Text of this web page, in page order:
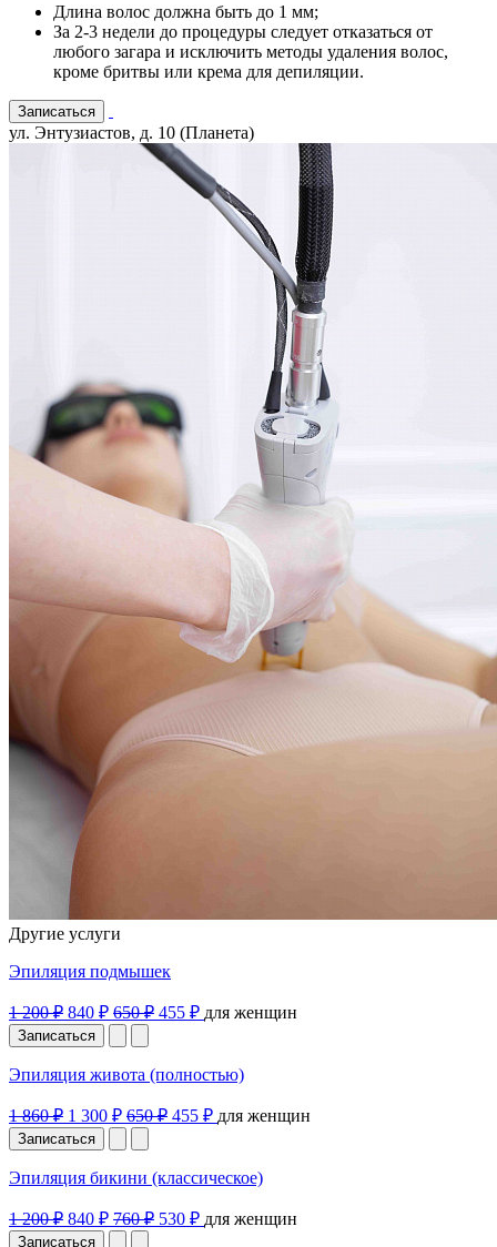
Длина волос должна быть до 1 мм;
За 2-3 недели до процедуры следует отказаться от
любого загара и исключить методы удаления волос,
кроме бритвы или крема для депиляции.
Записаться
ул. Энтузиастов, д. 10 (Планета)
Другие услуги
Эпиляция подмышек
1 200 ₽ 840 ₽ 650 ₽ 455 ₽ для женщин
Записаться
Эпиляция живота (полностью)
1 860 ₽ 1 300 ₽ 650 ₽ 455 ₽ для женщин
Записаться
Эпиляция бикини (классическое)
1 200 ₽ 840 ₽ 760 ₽ 530 ₽ для женщин
Записаться